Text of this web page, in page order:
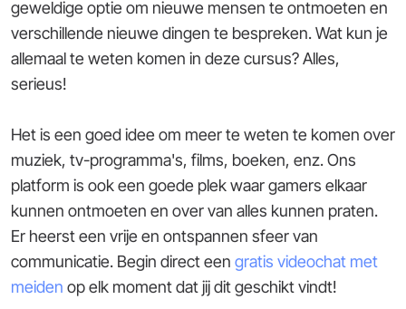
geweldige optie om nieuwe mensen te ontmoeten en
verschillende nieuwe dingen te bespreken. Wat kun je
allemaal te weten komen in deze cursus? Alles,
serieus!
Het is een goed idee om meer te weten te komen over
muziek, tv-programma's, films, boeken, enz. Ons
platform is ook een goede plek waar gamers elkaar
kunnen ontmoeten en over van alles kunnen praten.
Er heerst een vrije en ontspannen sfeer van
communicatie. Begin direct een gratis videochat met
meiden op elk moment dat jij dit geschikt vindt!